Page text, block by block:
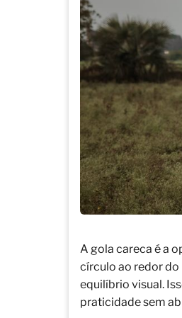
A gola careca é a
círculo ao redor do
equilíbrio visual.
praticidade sem